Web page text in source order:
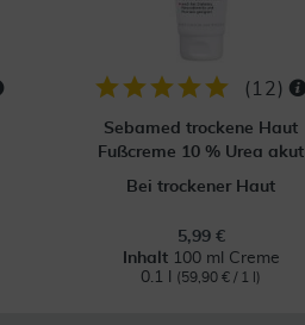
( 12 )
Sebamed trockene Haut
Fußcreme 10 % Urea akut
Bei trockener Haut
5,99 €
Inhalt 100 ml Creme
0.1 l
(59,90 € / 1 l)